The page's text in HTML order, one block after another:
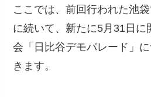
ここでは、前回行われた池
に続いて、新たに5月31日に
会「日比谷デモパレード」
きます。